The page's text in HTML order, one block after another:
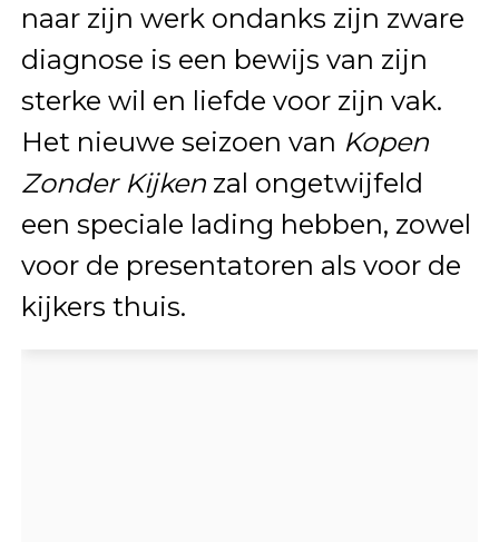
naar zijn werk ondanks zijn zware
diagnose is een bewijs van zijn
sterke wil en liefde voor zijn vak.
Het nieuwe seizoen van Kopen
Zonder Kijkenzal ongetwijfeld
een speciale lading hebben, zowel
voor de presentatoren als voor de
kijkers thuis.